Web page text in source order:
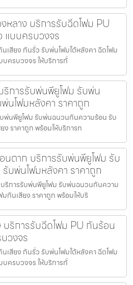
หลาง บริการรับฉีดโฟม PU
แบบครบวงจร
เสียง กันรั่ว รับพ่นโฟมใต้หลังคา ฉีดโฟม
ครบวงจร ให้บริการทั่
การรับพ่นพียูโฟม รับพ่น
โฟมหลังคา ราคาถูก
พ่นพียูโฟม รับพ่นฉนวนกันความร้อน รับ
ราคาถูก พร้อมให้บริการท
ตาก บริการรับพ่นพียูโฟม รับ
บพ่นโฟมหลังคา ราคาถูก
ริการรับพ่นพียูโฟม รับพ่นฉนวนกันความ
กันเสียง ราคาถูก พร้อมให้บริ
บริการรับฉีดโฟม PU กันร้อน
วงจร
เสียง กันรั่ว รับพ่นโฟมใต้หลังคา ฉีดโฟม
ครบวงจร ให้บริการทั่